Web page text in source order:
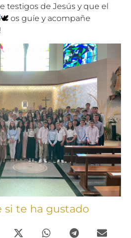
testigos de Jesús y que el
os guíe y acompañe
si te ha gustado